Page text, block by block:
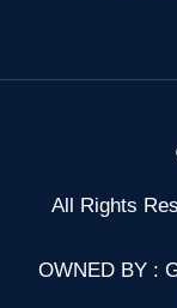
All Rights
OWNED BY :